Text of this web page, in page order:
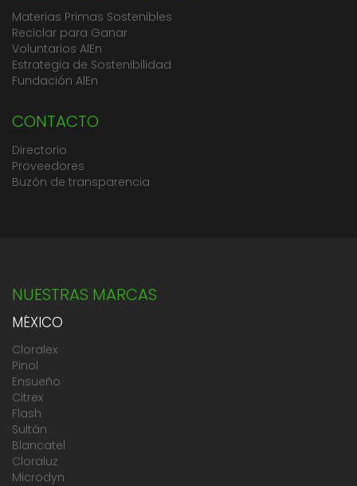
Materias Primas Sostenibles
Reciclar para Ganar
Voluntarios AlEn
Estrategia de Sostenibilidad
Fundación AlEn
CONTACTO
Directorio
Proveedores
Buzón de transparencia
NUESTRAS MARCAS
MÉXICO
Cloralex
Pinol
Ensueño
Citrex
Flash
Sultán
Blancatel
Cloraluz
Microdyn